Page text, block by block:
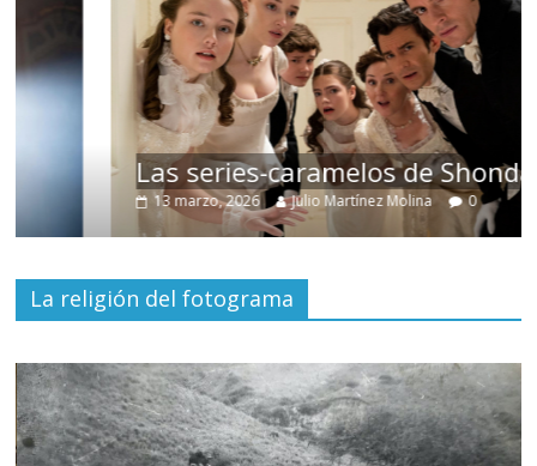
Las series-caramelos de Shondaland
13 marzo, 2026 Julio Martínez Molina 0
La religión del fotograma